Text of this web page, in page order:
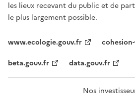
les lieux recevant du public et de
le plus largement possible.
www.ecologie.gouv.fr
beta.gouv.fr
data.gouv.fr
Nos